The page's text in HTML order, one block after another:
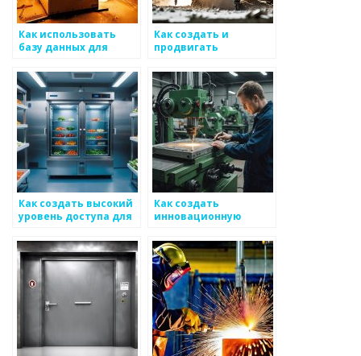
Как использовать
базу данных для
металлоизделиями
Как создать и
продвигать
приложения для
металлоизделий
Как создать высокий
уровень доступа для
металлоизделий
Как создать
инновационную
металлоизделий